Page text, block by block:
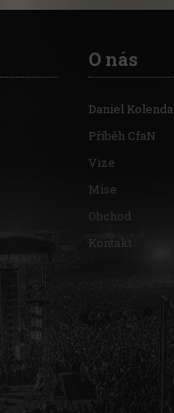
O nás
Daniel Kolenda
Příběh CfaN
Vize
Mise
Obchod
Kontakt